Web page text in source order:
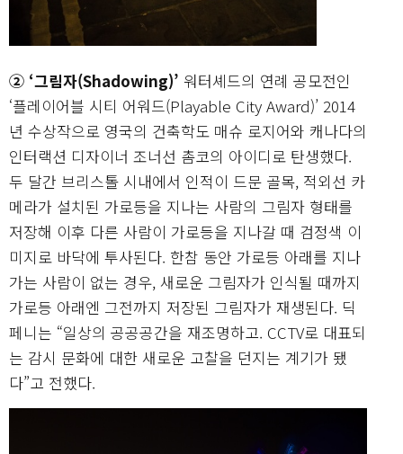
② ‘그림자(Shadowing)’ 워터셰드의 연례 공모전인
‘플레이어블 시티 어워드(Playable City Award)’ 2014
년 수상작으로 영국의 건축학도 매슈 로지어와 캐나다의
인터랙션 디자이너 조너선 촘코의 아이디로 탄생했다.
두 달간 브리스톨 시내에서 인적이 드문 골목, 적외선 카
메라가 설치된 가로등을 지나는 사람의 그림자 형태를
저장해 이후 다른 사람이 가로등을 지나갈 때 검정색 이
미지로 바닥에 투사된다. 한참 동안 가로등 아래를 지나
가는 사람이 없는 경우, 새로운 그림자가 인식될 때까지
가로등 아래엔 그전까지 저장된 그림자가 재생된다. 딕
페니는 “일상의 공공공간을 재조명하고. CCTV로 대표되
는 감시 문화에 대한 새로운 고찰을 던지는 계기가 됐
다”고 전했다.